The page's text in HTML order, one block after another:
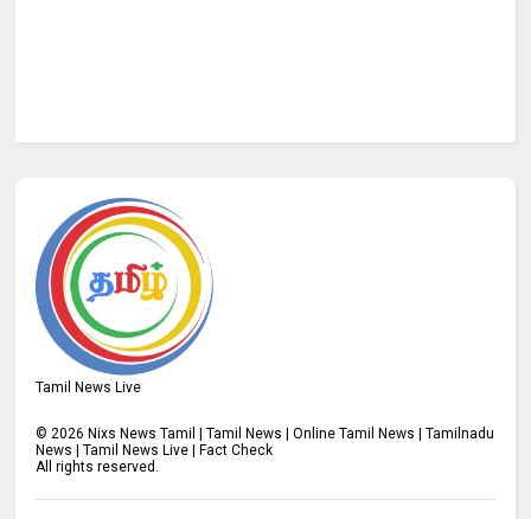
Tamil News Live
© 2026 Nixs News Tamil | Tamil News | Online Tamil News | Tamilnadu
News | Tamil News Live | Fact Check
All rights reserved.